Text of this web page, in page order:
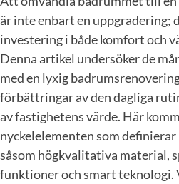
är inte enbart en uppgradering;
investering i både komfort och
Denna artikel undersöker de
med en lyxig
förbättringar av den dagliga
av fastighetens värde. Här
nyckelelementen som
såsom högkvalitativa material,
funktioner och smart teknologi.